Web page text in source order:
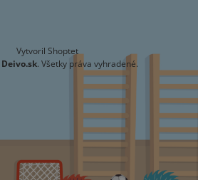
Vytvoril Shoptet
Deivo.sk. Všetky práva vyhradené.